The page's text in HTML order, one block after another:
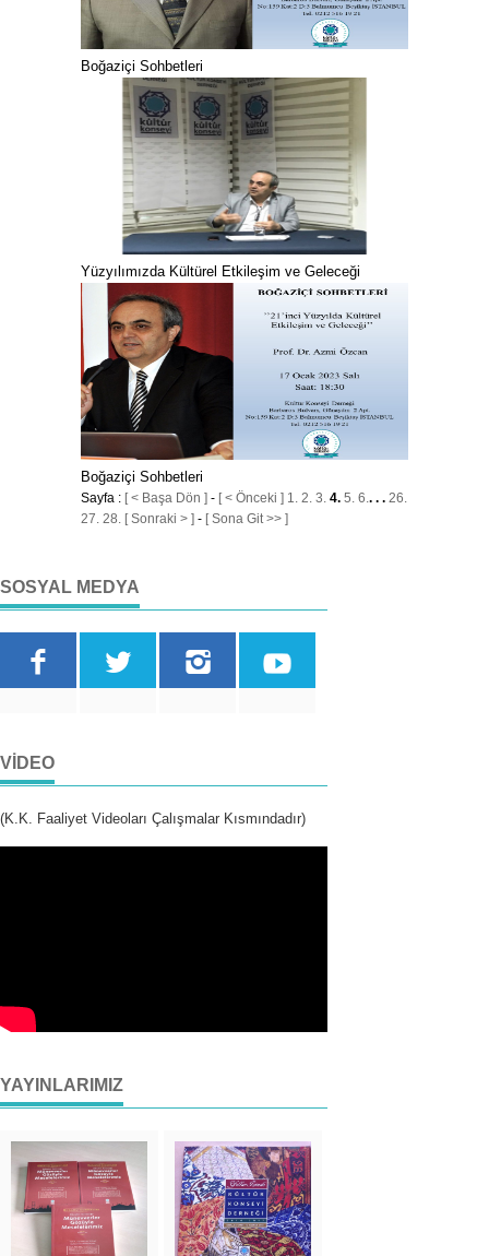
Boğaziçi Sohbetleri
Yüzyılımızda Kültürel Etkileşim ve Geleceği
Boğaziçi Sohbetleri
Sayfa : [ < Başa Dön ] - [ < Önceki ] 1. 2. 3. 4. 5. 6.. . . 26.
27. 28. [ Sonraki > ] - [ Sona Git >> ]
SOSYAL MEDYA
VIDEO
(K.K. Faaliyet Videoları Çalışmalar Kısmındadır)
YAYINLARIMIZ